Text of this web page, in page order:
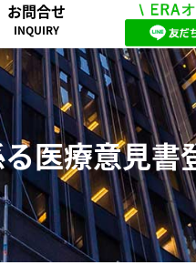
お問合せ
INQUIRY
医療意見